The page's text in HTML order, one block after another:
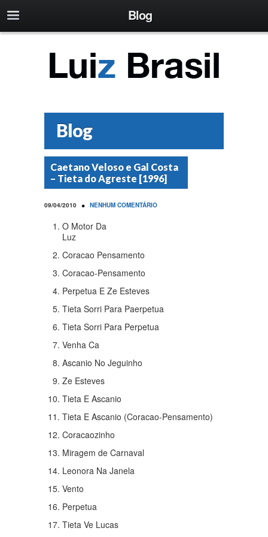
Blog
Blog
Caetano Veloso e Gal Costa
– Tieta do Agreste [1996]
09/04/2010 • NENHUM COMENTÁRIO
O Motor Da
Luz
Coracao Pensamento
Coracao-Pensamento
Perpetua E Ze Esteves
Tieta Sorri Para Paerpetua
Tieta Sorri Para Perpetua
Venha Ca
Ascanio No Jeguinho
Ze Esteves
Tieta E Ascanio
Tieta E Ascanio (Coracao-Pensamento)
Coracaozinho
Miragem de Carnaval
Leonora Na Janela
Vento
Perpetua
Tieta Ve Lucas